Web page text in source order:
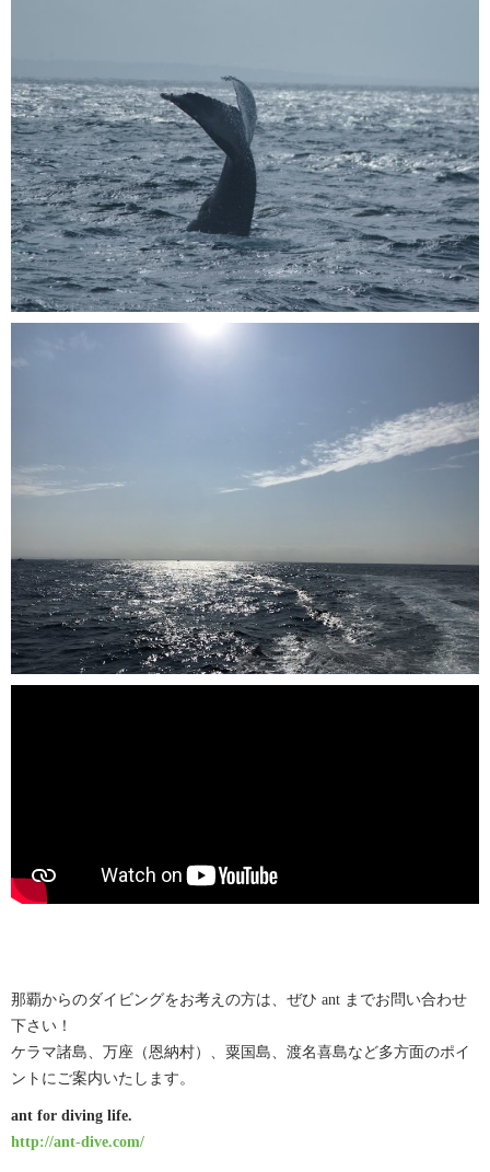
那覇からのダイビングをお考えの方は、ぜひ ant までお問い合わせ
下さい！
ケラマ諸島、万座（恩納村）、粟国島、渡名喜島など多方面のポイ
ントにご案内いたします。
ant for diving life.
http://ant-dive.com/